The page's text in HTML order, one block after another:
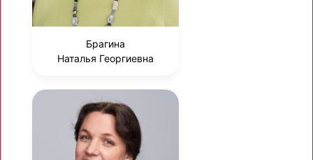
Брагина
Наталья Георгиевна